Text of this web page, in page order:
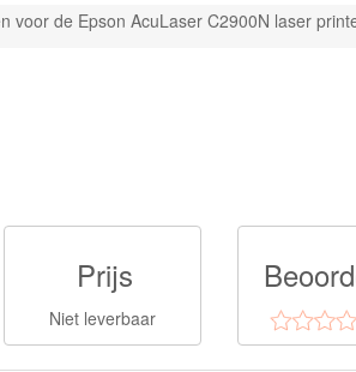
voor de Epson AcuLaser C2900N laser
Prijs
Niet leverbaar